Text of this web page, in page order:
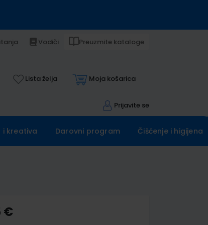
Vodiči Preuzmite kataloge
Lista želja Moja košarica
Prijavite se
i kreativa Darovni program Čišćenje i higijena
€